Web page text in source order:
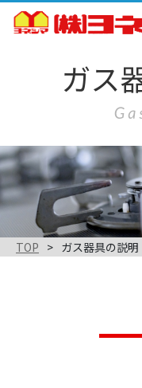
TOP ガス器具の説明